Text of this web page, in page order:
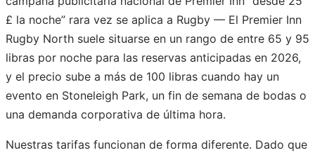
£ la noche” rara vez se aplica a Rugby — El Premier Inn
Rugby North suele situarse en un rango de entre 65 y 95
libras por noche para las reservas anticipadas en 2026,
y el precio sube a más de 100 libras cuando hay un
evento en Stoneleigh Park, un fin de semana de bodas o
una demanda corporativa de última hora.
Nuestras tarifas funcionan de forma diferente. Dado que